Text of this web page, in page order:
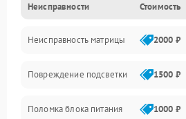
Неисправность интерфейсов
Прочие неисправности
Неисправность звука
Механические повреждения
Неисправности Стоимость
Неисправность матрицы 2000 ₽
Повреждение подсветки 1500 ₽
Поломка блока питания 1000 ₽